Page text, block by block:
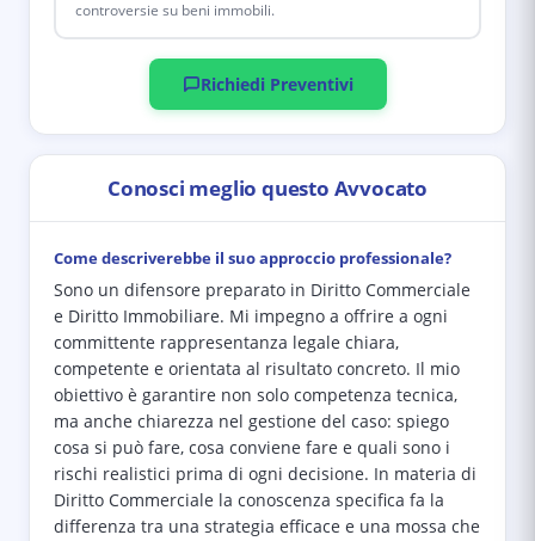
controversie su beni immobili.
Richiedi Preventivi
Conosci meglio questo Avvocato
Come descriverebbe il suo approccio professionale?
Sono un difensore preparato in Diritto Commerciale
e Diritto Immobiliare. Mi impegno a offrire a ogni
committente rappresentanza legale chiara,
competente e orientata al risultato concreto. Il mio
obiettivo è garantire non solo competenza tecnica,
ma anche chiarezza nel gestione del caso: spiego
cosa si può fare, cosa conviene fare e quali sono i
rischi realistici prima di ogni decisione. In materia di
Diritto Commerciale la conoscenza specifica fa la
differenza tra una strategia efficace e una mossa che